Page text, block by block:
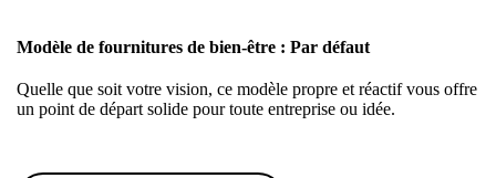
Modèle de fournitures de bien-être : Par défaut
Quelle que soit votre vision, ce modèle propre et réactif vous offre
un point de départ solide pour toute entreprise ou idée.